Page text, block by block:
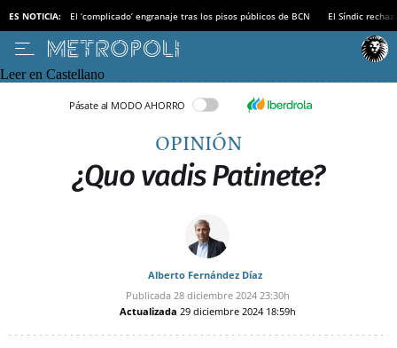
ES NOTICIA: El ‘complicado’ engranaje tras los pisos públicos de BCN El Síndic
Leer en Castellano
Pásate al MODO AHORRO
OPINIÓN
¿Quo vadis Patinete?
Alberto Fernández Díaz
Publicada 28 diciembre 2024 23:30h
Actualizada 29 diciembre 2024 18:59h